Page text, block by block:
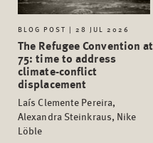
BLOG POST | 28 JUL 2026
The Refugee Convention at
75: time to address
climate-conflict
displacement
Laís Clemente Pereira,
Alexandra Steinkraus, Nike
Löble